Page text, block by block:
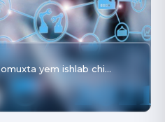
yem ishlab chi…